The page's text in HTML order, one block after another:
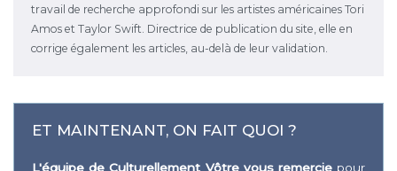
travail de recherche approfondi sur les artistes américaines Tori
Amos et Taylor Swift. Directrice de publication du site, elle en
corrige également les articles, au-delà de leur validation.
ET MAINTENANT, ON FAIT QUOI ?
L'équipe de Culturellement Vôtre vous remerciepour